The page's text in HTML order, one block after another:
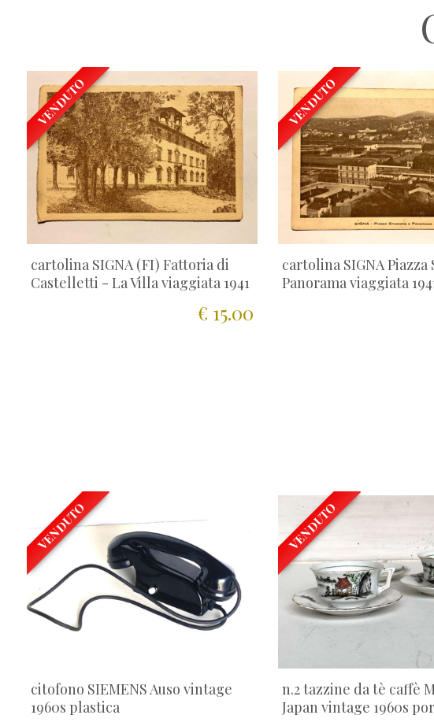
VENDUTO
cartolina SIGNA (FI) Fattoria di
Castelletti - La Villa viaggiata 1941
€ 15.00
VENDUTO
cartolina SIGNA Piazza
Panorama viaggiata
VENDUTO
citofono SIEMENS Auso vintage
1960s plastica
VENDUTO
n.2 tazzine da tè caffè
Japan vintage 1960s